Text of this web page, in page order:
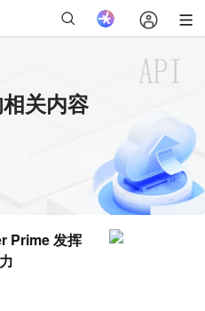
关内容
Prime 发挥